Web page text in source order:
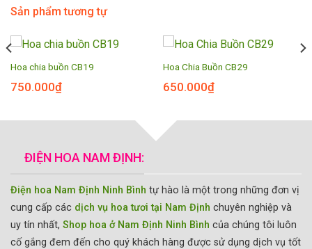
Sản phẩm tương tự
Hoa chia buồn CB19
750.000₫
Hoa Chia Buồn CB29
650.000₫
ĐIỆN HOA NAM ĐỊNH:
Điện hoa Nam Định Ninh Bình tự hào là một trong những đơn vị
cung cấp các dịch vụ hoa tươi tại Nam Định chuyên nghiệp và
uy tín nhất, Shop hoa ở Nam Định Ninh Bình của chúng tôi luôn
cố gắng đem đến cho quý khách hàng được sử dụng dịch vụ tốt